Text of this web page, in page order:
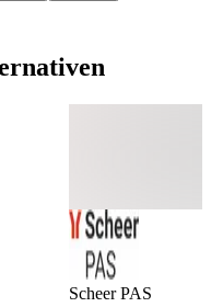
Scheer PAS